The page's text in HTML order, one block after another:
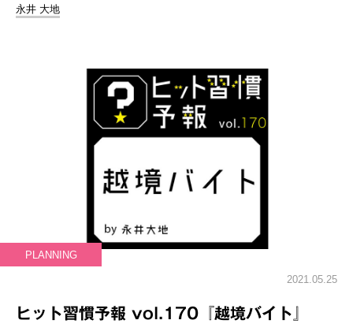
永井 大地
PLANNING
2021.05.25
ヒット習慣予報 vol.170『越境バイト』